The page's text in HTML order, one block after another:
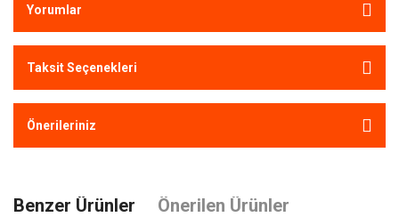
Yorumlar
Taksit Seçenekleri
Önerileriniz
Benzer Ürünler Önerilen Ürünler